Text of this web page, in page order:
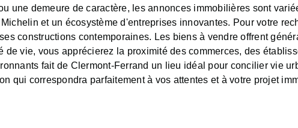
une demeure de caractère, les annonces immobilières sont
et un écosystème d'entreprises innovantes. Pour votre
constructions contemporaines. Les biens à vendre offrent
vie, vous apprécierez la proximité des commerces, des
fait de Clermont-Ferrand un lieu idéal pour concilier vie
qui correspondra parfaitement à vos attentes et à votre projet